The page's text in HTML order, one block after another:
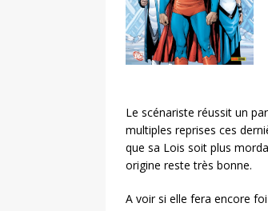
Le scénariste réussit un
multiples reprises ces
que sa Lois soit plus
origine reste très bonne.
A voir si elle fera encore